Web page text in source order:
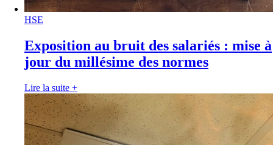
HSE
Exposition au bruit des salariés : mise à
jour du millésime des normes
Lire la suite +